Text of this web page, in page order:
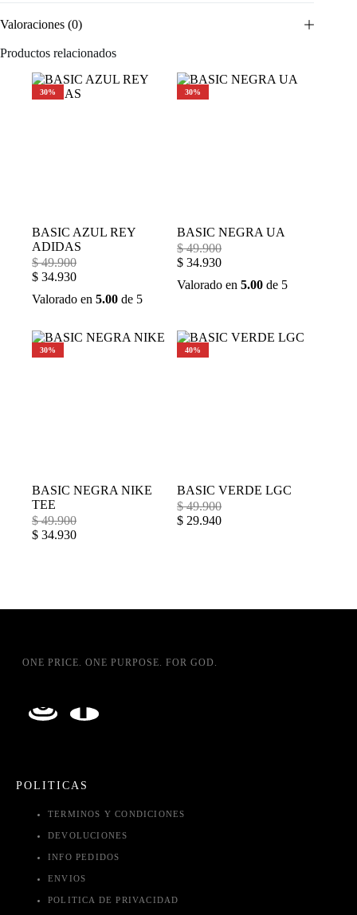
Valoraciones (0)
Productos relacionados
30%
BASIC AZUL REY
ADIDAS
$49.900
$ 34.930
Valorado en 5.00 de 5
30%
BASIC NEGRA UA
$49.900
$ 34.930
Valorado en5.00 de 5
30%
BASIC NEGRA NIKE
TEE
$49.900
$ 34.930
40%
BASIC VERDE LGC
$49.900
$ 29.940
ONE PRICE. ONE PURPOSE. FOR GOD.
POLITICAS
TERMINOS Y CONDICIONES
DEVOLUCIONES
INFO PEDIDOS
ENVIOS
POLITICA DE PRIVACIDAD